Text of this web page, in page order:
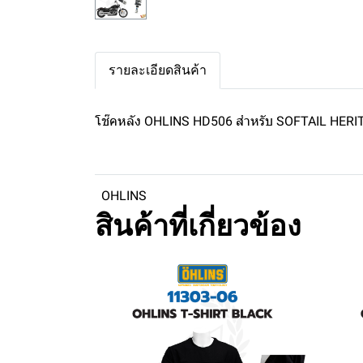
รายละเอียดสินค้า
โช๊คหลัง OHLINS HD506 สำหรับ SOFTAIL
OHLINS
สินค้าที่เกี่ยวข้อง